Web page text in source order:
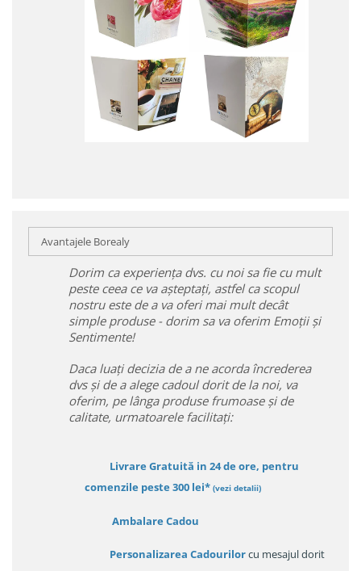
Avantajele Borealy
Dorim ca experiența dvs. cu noi sa fie cu mult
peste ceea ce va așteptați, astfel ca scopul
nostru este de a va oferi mai mult decât
simple produse - dorim sa va oferim Emoții și
Sentimente!
Daca luați decizia de a ne acorda încrederea
dvs și de a alege cadoul dorit de la noi, va
oferim, pe lânga produse frumoase și de
calitate, urmatoarele facilitați:
Livrare Gratuită in 24 de ore, pentru
comenzile peste 300 lei* (vezi detalii)
Ambalare Cadou
Personalizarea Cadourilorcu mesajul dorit